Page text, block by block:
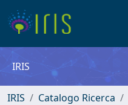
IRIS
IRIS Catalogo Ricerca